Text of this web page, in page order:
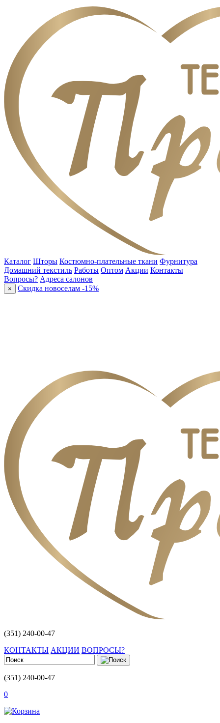
Каталог Шторы Костюмно-плательные ткани Фурнитура
Домашний текстиль Работы Оптом Акции Контакты
Вопросы? Адреса салонов
× Скидка новоселам -15%
(351) 240-00-47
КОНТАКТЫ АКЦИИ ВОПРОСЫ?
(351) 240-00-47
0